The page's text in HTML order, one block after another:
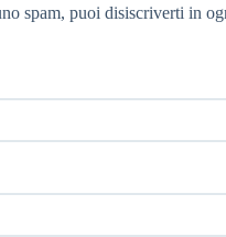
spam, puoi disiscriverti in